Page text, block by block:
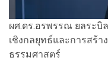
ผศ.ดร.อรพรรณ ยลระบิ
เชิงกลยุทธ์และการสร้
ธรรมศาสตร์